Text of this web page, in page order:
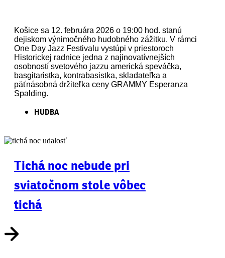
Košice sa 12. februára 2026 o 19:00 hod. stanú
dejiskom výnimočného hudobného zážitku. V rámci
One Day Jazz Festivalu vystúpi v priestoroch
Historickej radnice jedna z najinovatívnejších
osobností svetového jazzu americká speváčka,
basgitaristka, kontrabasistka, skladateľka a
päťnásobná držiteľka ceny GRAMMY Esperanza
Spalding.
HUDBA
Tichá noc nebude pri
sviatočnom stole vôbec
tichá